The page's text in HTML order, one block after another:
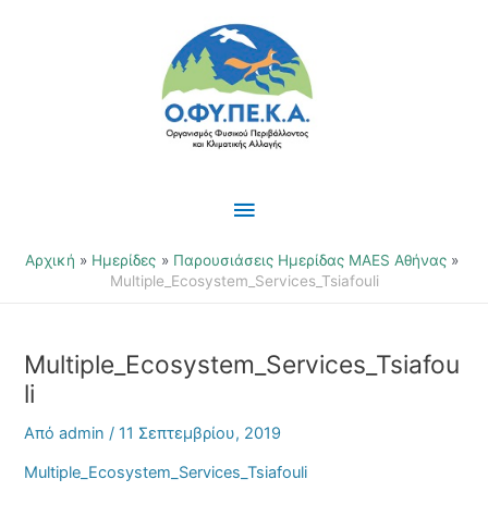
Κύριο
Μενού
Αρχική Ημερίδες
Παρουσιάσεις Ημερίδας MAES Αθήνας
Multiple_Ecosystem_Services_Tsiafouli
Multiple_Ecosystem_Services_Tsiafou
li
Απόadmin/11 Σεπτεμβρίου, 2019
Multiple_Ecosystem_Services_Tsiafouli